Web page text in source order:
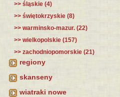
>> śląskie (4)
>> świętokrzyskie (8)
>> warminsko-mazur. (22)
>> wielkopolskie (157)
>> zachodniopomorskie (21)
regiony
skanseny
wiatraki nowe